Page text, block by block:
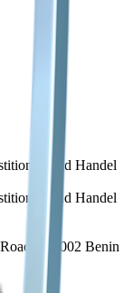
und Handel
und Handel
300002 Benin